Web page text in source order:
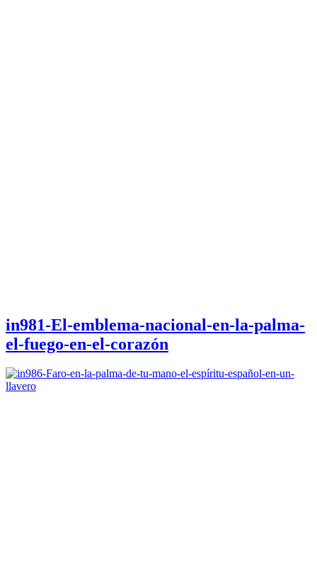
in981-El-emblema-nacional-en-la-palma-
el-fuego-en-el-corazón